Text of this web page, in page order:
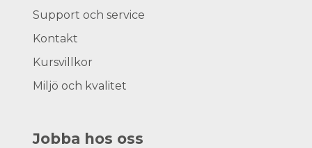
Support och service
Kontakt
Kursvillkor
Miljö och kvalitet
Jobba hos oss